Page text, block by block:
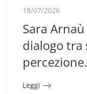
18/07/2026
Sara
dialogo tra
percezione.
Leggi